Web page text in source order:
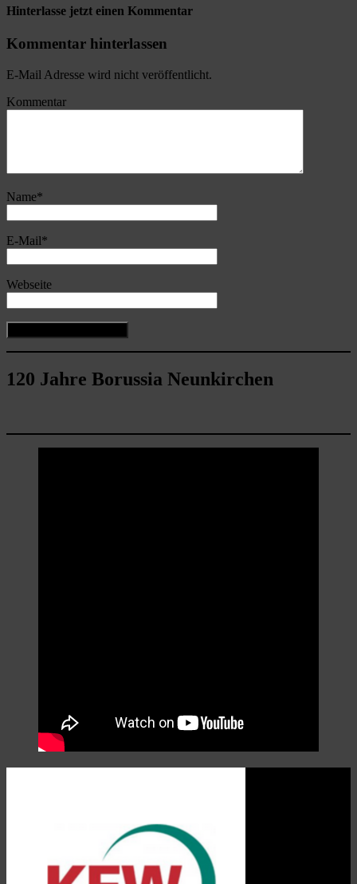
Hinterlasse jetzt einen Kommentar
Kommentar hinterlassen
E-Mail Adresse wird nicht veröffentlicht.
Kommentar
Name*
E-Mail*
Webseite
120 Jahre Borussia Neunkirchen